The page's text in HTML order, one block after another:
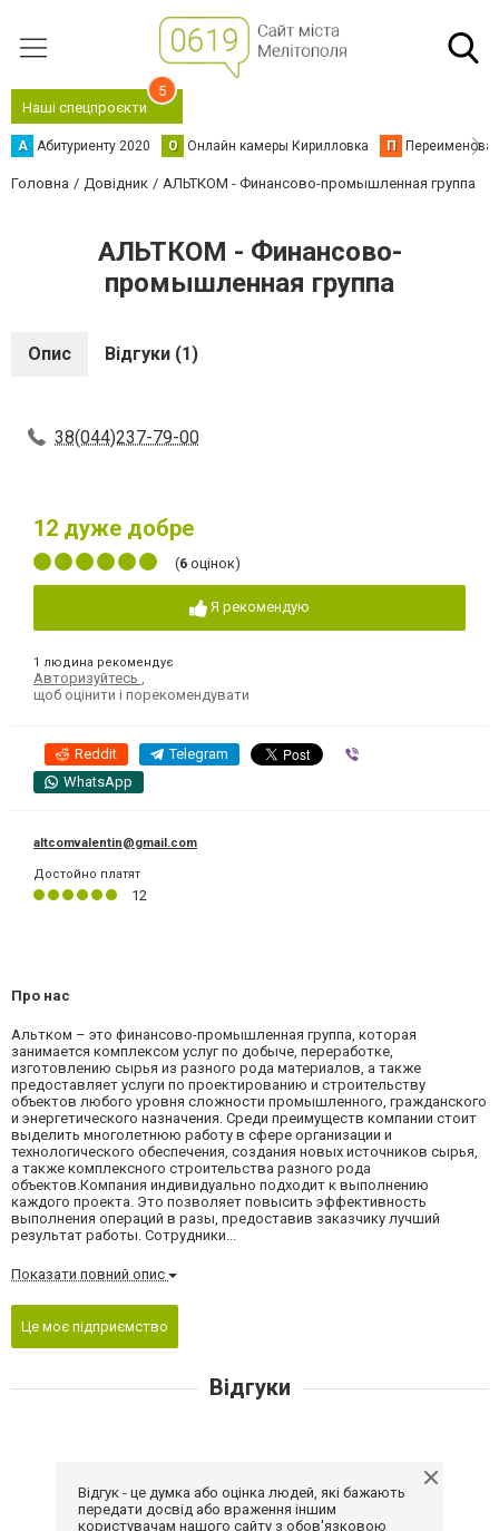
Наші спецпроєкти
5
А Абитуриенту 2020 О Онлайн камеры Кирилловка П
Головна Довідник АЛЬТКОМ - Финансово-промышленная группа
АЛЬТКОМ - Финансово-
промышленная группа
Опис Відгуки (1)
38(044)237-79-00
12 дуже добре
(6 оцінок)
Я рекомендую
1 людина рекомендує
Авторизуйтесь
щоб оцінити і порекомендувати
Reddit Telegram
WhatsApp
altcomvalentin@gmail.com
Достойно платят
12
Про нас
Альтком – это финансово-промышленная группа, которая
занимается комплексом услуг по добыче, переработке,
изготовлению сырья из разного рода материалов, а также
предоставляет услуги по проектированию и строительству
объектов любого уровня сложности промышленного, гражданского
и энергетического назначения. Среди преимуществ компании стоит
выделить многолетнюю работу в сфере организации и
технологического обеспечения, создания новых источников сырья,
а также комплексного строительства разного рода
объектов.Компания индивидуально подходит к выполнению
каждого проекта. Это позволяет повысить эффективность
выполнения операций в разы, предоставив заказчику лучший
результат работы. Сотрудники...
Показати повний опис
Це моє підприємство
Відгуки
Відгук - це думка або оцінка людей, які бажають
передати досвід або враження іншим
користувачам нашого сайту з обов'язковою